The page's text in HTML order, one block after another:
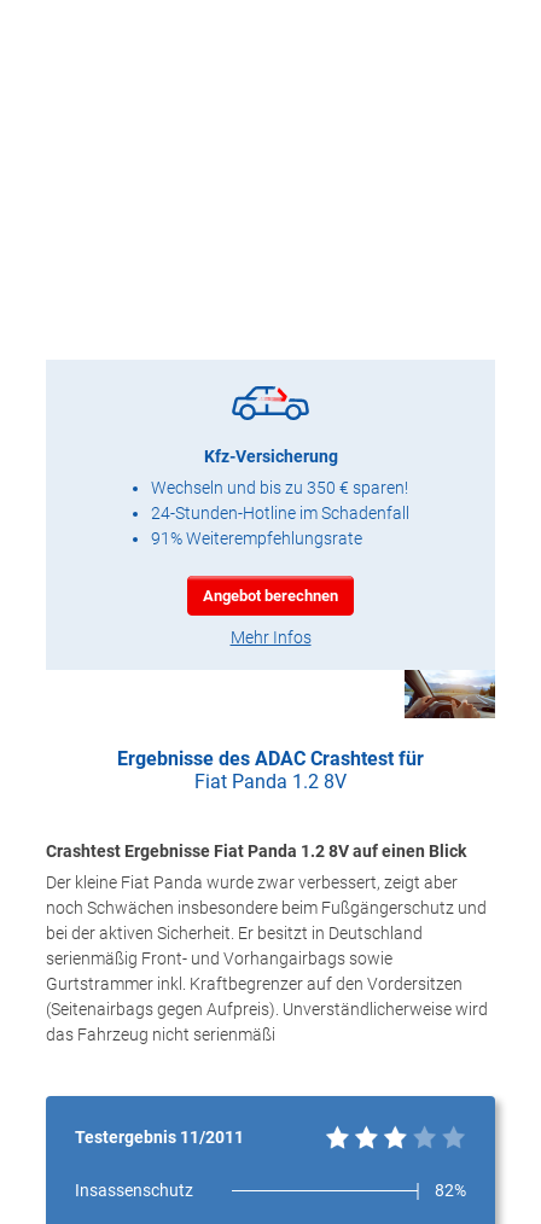
Kfz-Versicherung
Wechseln und bis zu 350 € sparen!
24-Stunden-Hotline im Schadenfall
91% Weiterempfehlungsrate
Angebot berechnen
Mehr Infos
Ergebnisse des ADAC Crashtest für
Fiat Panda 1.2 8V
Crashtest Ergebnisse Fiat Panda 1.2 8V auf einen Blick
Der kleine Fiat Panda wurde zwar verbessert, zeigt aber
noch Schwächen insbesondere beim Fußgängerschutz und
bei der aktiven Sicherheit. Er besitzt in Deutschland
serienmäßig Front- und Vorhangairbags sowie
Gurtstrammer inkl. Kraftbegrenzer auf den Vordersitzen
(Seitenairbags gegen Aufpreis). Unverständlicherweise wird
das Fahrzeug nicht serienmäßi
Testergebnis 11/2011
Insassenschutz 82%